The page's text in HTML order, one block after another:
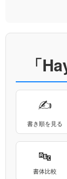
「
✍
書き順を見る
🔤
書体比較